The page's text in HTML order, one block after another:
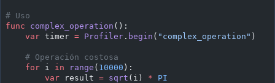
# Uso
func complex_operation ():
    var
timer = Profiler . begin ( "complex_operation" )
    # Operación costosa
    for
i in range ( 10000 ):
        var
result = sqrt (i) * PI